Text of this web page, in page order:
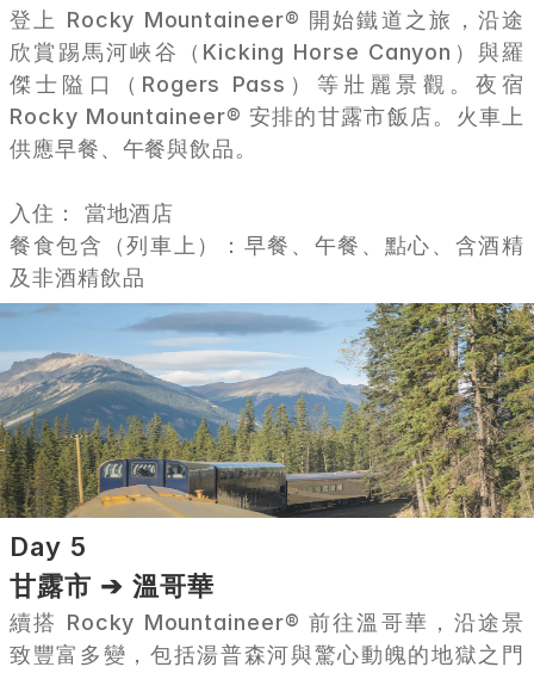
登上 Rocky Mountaineer® 開始鐵道之旅，沿途
欣賞踢馬河峽谷（Kicking Horse Canyon）與羅
傑士隘口（Rogers Pass）等壯麗景觀。夜宿
Rocky Mountaineer® 安排的甘露市飯店。火車上
供應早餐、午餐與飲品。
入住： 當地酒店
餐食包含（列車上）：早餐、午餐、點心、含酒精
及非酒精飲品
Day 5
甘露市 ➔ 溫哥華
續搭 Rocky Mountaineer® 前往溫哥華，沿途景
致豐富多變，包括湯普森河與驚心動魄的地獄之門